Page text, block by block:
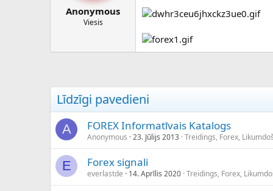
ā
s
u
Anonymous
Viesis
Līdzīgi pavedieni
A FOREX Informatīvais Katalogs
Anonymous 23. Jūlijs 2013 Treidings, Forex,
E Forex signali
everlastde 14. Aprīlis 2020 Treidings, Forex,